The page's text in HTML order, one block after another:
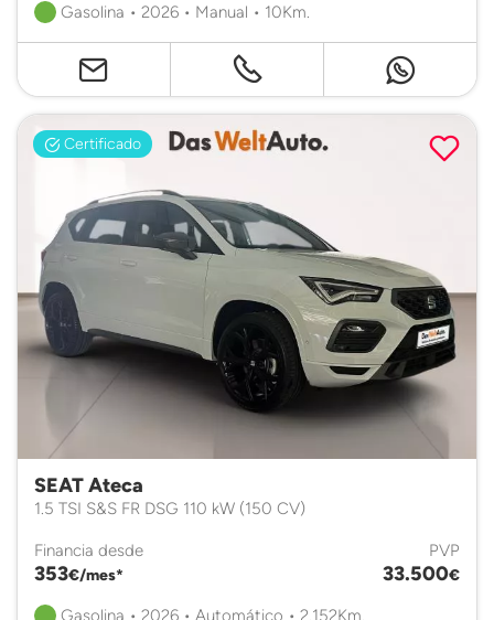
Gasolina • 2026 • Manual • 10Km.
Certificado
SEAT Ateca
1.5 TSI S&S FR DSG 110 kW (150 CV)
Financia desde
353€/mes*
PVP
33.500€
Gasolina • 2026 • Automático • 2.152Km.